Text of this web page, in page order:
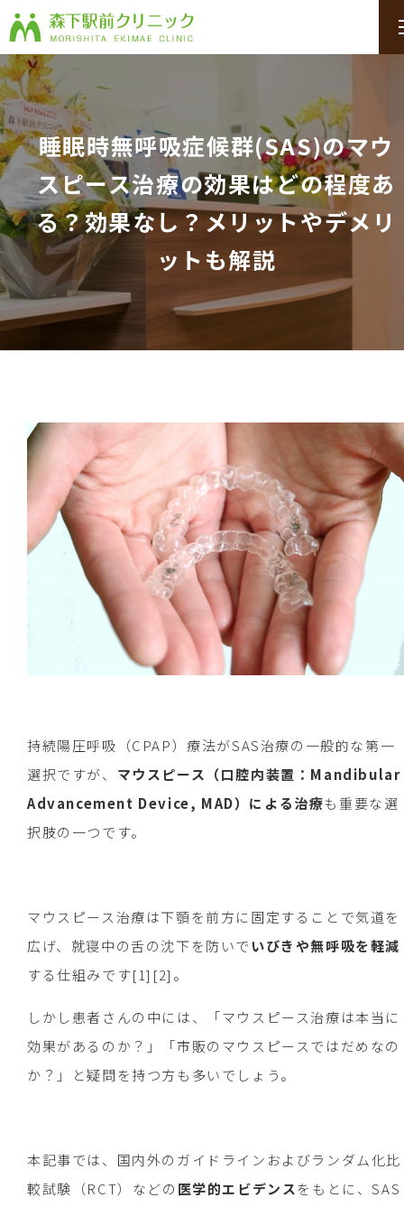
睡眠時無呼吸症候群(SAS)のマウ
スピース治療の効果はどの程度あ
る？効果なし？メリットやデメリ
ットも解説
持続陽圧呼吸（CPAP）療法がSAS治療の一般的な第一
選択ですが、 マウスピース（口腔内装置：Mandibular
Advancement Device, MAD）による治療も重要な選
択肢の一つです。
マウスピース治療は下顎を前方に固定することで気道を
広げ、就寝中の舌の沈下を防いで いびきや無呼吸を軽減
する仕組みです[1][2]。
しかし患者さんの中には、「マウスピース治療は本当に
効果があるのか？」「市販のマウスピースではだめなの
か？」と疑問を持つ方も多いでしょう。
本記事では、国内外のガイドラインおよびランダム化比
較試験（RCT）などの 医学的エビデンスをもとに、SAS